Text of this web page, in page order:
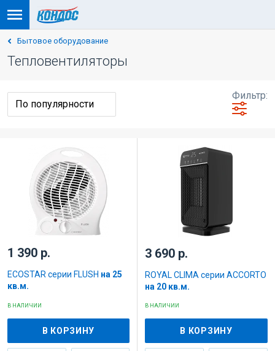
Бытовое оборудование
Тепловентиляторы
Фильтр:
1 390 р.
ECOSTAR серии FLUSH на 25
кв.м.
В НАЛИЧИИ
В КОРЗИНУ
3 690 р.
ROYAL CLIMA серии ACCORTO
на 20 кв.м.
В НАЛИЧИИ
В КОРЗИНУ